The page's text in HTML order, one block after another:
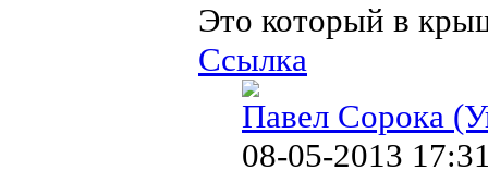
Это который в
Ссылка
Павел Сорока
08-05-2013